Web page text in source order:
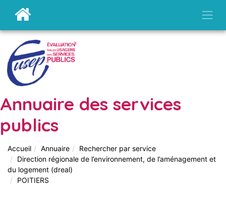
Annuaire des services
publics
Accueil Annuaire
Rechercher par service
Direction régionale de l’environnement, de l’aménagement et
du logement (dreal)
POITIERS